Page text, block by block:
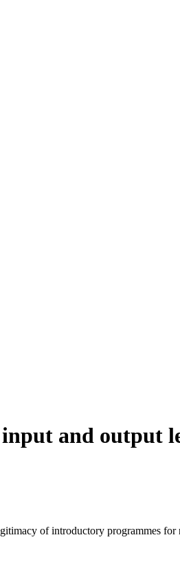
and output
of introductory programmes